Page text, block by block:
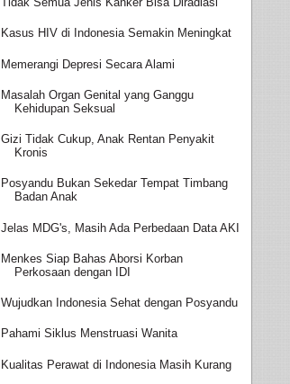
Kasus HIV di Indonesia Semakin Meningkat
Memerangi Depresi Secara Alami
Masalah Organ Genital yang Ganggu
Kehidupan Seksual
Gizi Tidak Cukup, Anak Rentan Penyakit
Kronis
Posyandu Bukan Sekedar Tempat Timbang
Badan Anak
Jelas MDG's, Masih Ada Perbedaan Data AKI
Menkes Siap Bahas Aborsi Korban
Perkosaan dengan IDI
Wujudkan Indonesia Sehat dengan Posyandu
Pahami Siklus Menstruasi Wanita
Kualitas Perawat di Indonesia Masih Kurang